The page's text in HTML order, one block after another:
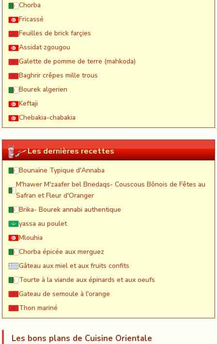
Chorba
Fricassé
Feuilles de brick farçies
Assidat zgougou
Galette de pomme de terre (mahkoda)
Baghrir crêpes mille trous
Bourek algerien
Keftaji
Chebakia-chabakia
Les dernières recettes
Bounaïne Typique d'Annaba
M'hawer M'zaafer bel Bnedaqs- Couscous Bônois de Fêtes au
Safran et Fleur d'Oranger
Brika- Bourek annabi authentique
yassa au poulet
Mlouhia
Chorba épicée aux merguez
Gâteau aux miel et aux fruits confits
Tourte à la viande aux épinards et aux oeufs
Gateau de semoule à l'orange
Thon mariné
Les bons plans de Cuisine Orientale